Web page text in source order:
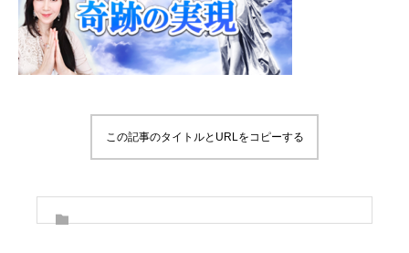
この記事のタイトルとURLをコピーする